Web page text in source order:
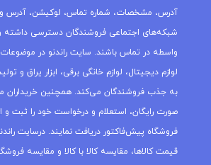
آدرس، مشخصات، شماره تماس، لوکیشن، آدرس
شبکه‌های اجتماعی فروشندگان دسترسی داشته و
واسطه در تماس باشند. سایت راندنو در موضوعات
لوازم دیجیتال، لوازم خانگی برقی، ابزار یراق و
به جذب فروشندگان می‌کند. همچنین خریداران
صورت رایگان، استعلام و درخواست خود را ثبت و
فروشگاه پیش‌فاکتور دریافت نمایند. درسایت
قیمت کالاها، مقایسه کالا با کالا و مقایسه